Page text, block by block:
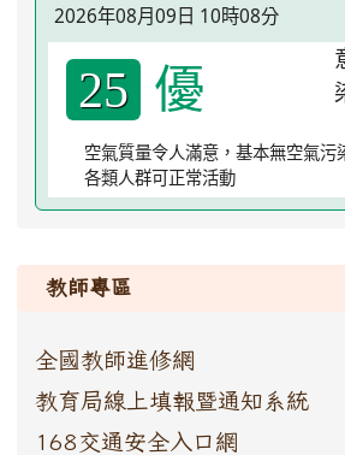
2026年08月09日 10時08分
25 優
空氣質量令人滿意，基本無空氣污
各類人群可正常活動
教師專區
全國教師進修網
教育局線上填報暨通知系統
168交通安全入口網